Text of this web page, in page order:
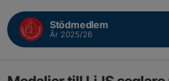
Stödmedlem
År 2025/26